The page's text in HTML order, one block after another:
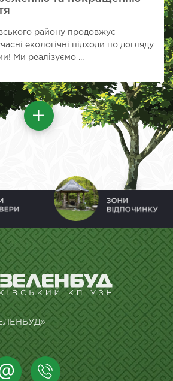
району продовжує
екологічні підходи по догляду
Ми реалізуємо ...